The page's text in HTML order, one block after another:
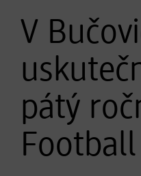
V
pátý